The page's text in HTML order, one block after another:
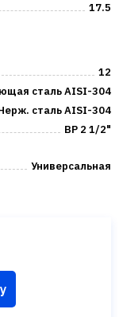
17.5
12
сталь AISI-304
сталь AISI-304
ВР 2 1/2"
Универсальная